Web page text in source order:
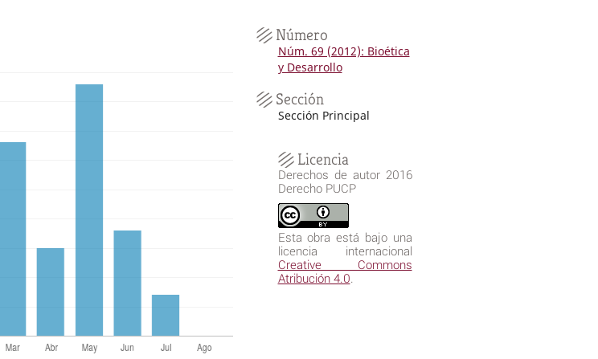
Número
Núm. 69 (2012): Bioética
y Desarrollo
Sección
Sección Principal
Licencia
Derechos de autor 2016
Derecho PUCP
Esta obra está bajo una
licencia internacional
Creative Commons
Atribución 4.0